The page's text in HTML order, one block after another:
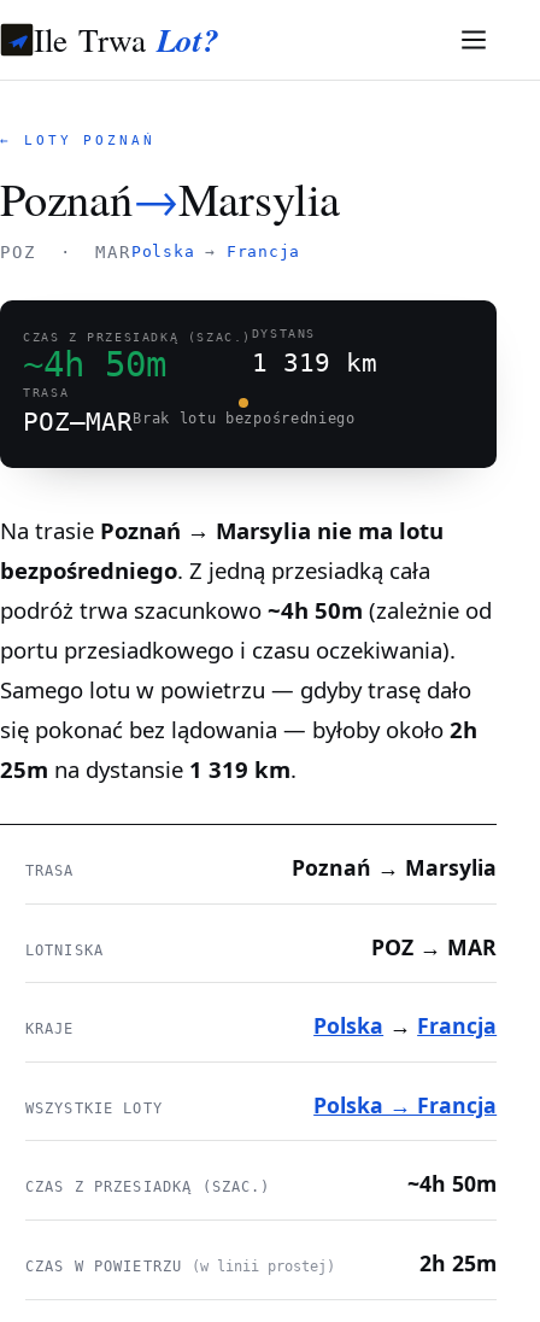
Ile TrwaLot?
← LOTY POZNAŃ
Poznań→Marsylia
POZ · MAR Polska → Francja
CZAS Z PRZESIADKĄ (SZAC.)
~4h 50m
DYSTANS
1 319 km
TRASA
POZ–MARBrak lotu bezpośredniego
Na trasie Poznań → Marsylia nie ma lotu
bezpośredniego. Z jedną przesiadką cała
podróż trwa szacunkowo ~4h 50m (zależnie od
portu przesiadkowego i czasu oczekiwania).
Samego lotu w powietrzu — gdyby trasę dało
się pokonać bez lądowania — byłoby około 2h
25m na dystansie 1 319 km.
TRASA Poznań → Marsylia
LOTNISKA POZ → MAR
KRAJE Polska → Francja
WSZYSTKIE LOTY Polska → Francja
CZAS Z PRZESIADKĄ (SZAC.) ~4h 50m
CZAS W POWIETRZU (w linii prostej) 2h 25m